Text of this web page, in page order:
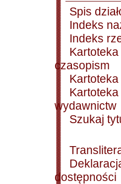
Spis
Indeks
Indeks
Kartoteka
czasopism
Kartoteka
wydawnictw
Szukaj
dostępności